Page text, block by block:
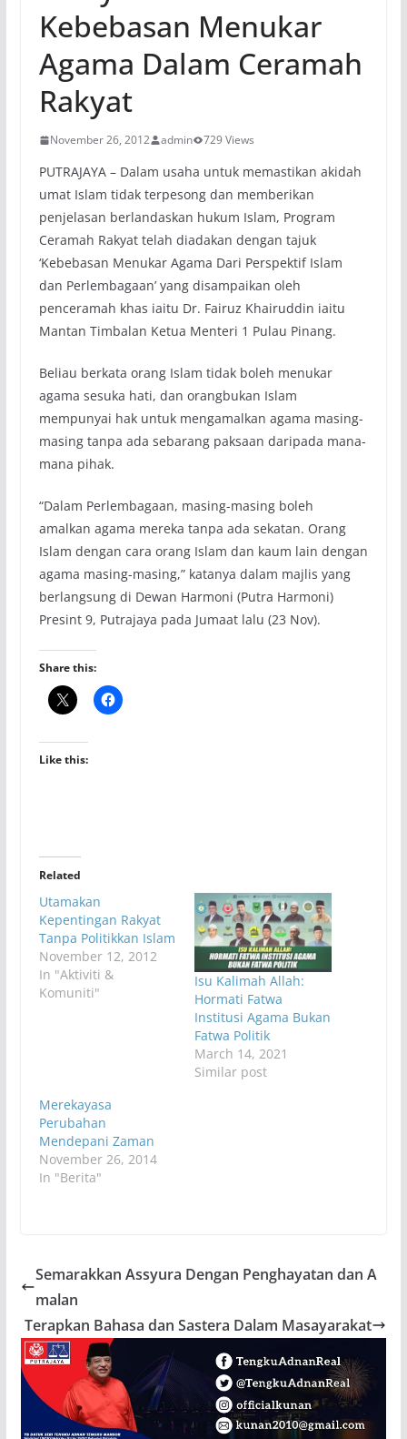
Kebebasan Menukar
Agama Dalam Ceramah
Rakyat
November 26, 2012 admin 729 Views
PUTRAJAYA – Dalam usaha untuk memastikan akidah
umat Islam tidak terpesong dan memberikan
penjelasan berlandaskan hukum Islam, Program
Ceramah Rakyat telah diadakan dengan tajuk
‘Kebebasan Menukar Agama Dari Perspektif Islam
dan Perlembagaan’ yang disampaikan oleh
penceramah khas iaitu Dr. Fairuz Khairuddin iaitu
Mantan Timbalan Ketua Menteri 1 Pulau Pinang.
Beliau berkata orang Islam tidak boleh menukar
agama sesuka hati, dan orangbukan Islam
mempunyai hak untuk mengamalkan agama masing-
masing tanpa ada sebarang paksaan daripada mana-
mana pihak.
“Dalam Perlembagaan, masing-masing boleh
amalkan agama mereka tanpa ada sekatan. Orang
Islam dengan cara orang Islam dan kaum lain dengan
agama masing-masing,” katanya dalam majlis yang
berlangsung di Dewan Harmoni (Putra Harmoni)
Presint 9, Putrajaya pada Jumaat lalu (23 Nov).
Share this:
Like this:
Related
Utamakan
Kepentingan Rakyat
Tanpa Politikkan Islam
November 12, 2012
In "Aktiviti &
Komuniti"
Isu Kalimah Allah:
Hormati Fatwa
Institusi Agama Bukan
Fatwa Politik
March 14, 2021
Similar post
Merekayasa
Perubahan
Mendepani Zaman
November 26, 2014
In "Berita"
Semarakkan Assyura Dengan Penghayatan dan A
malan
Terapkan Bahasa dan Sastera Dalam Masayarakat